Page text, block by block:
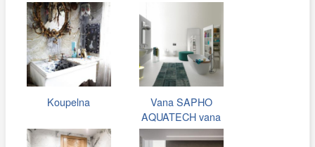
Koupelna
Vana SAPHO
AQUATECH vana
170x70 cm